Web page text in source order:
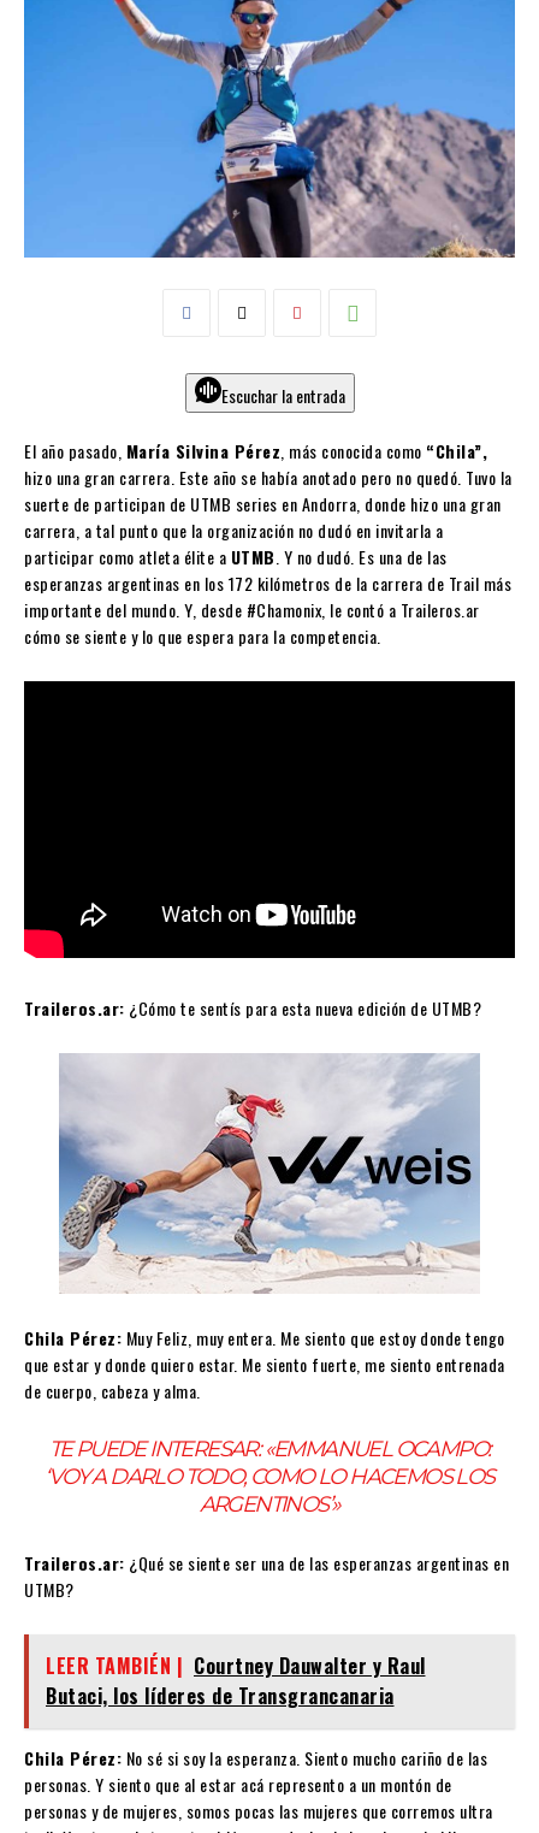
Escuchar la entrada
El año pasado, María Silvina Pérez , más conocida como “Chila”,
hizo una gran carrera. Este año se había anotado pero no quedó. Tuvo la
suerte de participan de UTMB series en Andorra, donde hizo una gran
carrera, a tal punto que la organización no dudó en invitarla a
participar como atleta élite a UTMB . Y no dudó. Es una de las
esperanzas argentinas en los 172 kilómetros de la carrera de Trail más
importante del mundo. Y, desde #Chamonix, le contó a Traileros.ar
cómo se siente y lo que espera para la competencia.
Traileros.ar: ¿Cómo te sentís para esta nueva edición de UTMB?
Chila Pérez: Muy Feliz, muy entera. Me siento que estoy donde tengo
que estar y donde quiero estar. Me siento fuerte, me siento entrenada
de cuerpo, cabeza y alma.
TE PUEDE INTERESAR:«EMMANUEL OCAMPO:
‘VOY A DARLO TODO, COMO LO HACEMOS LOS
ARGENTINOS’»
Traileros.ar: ¿Qué se siente ser una de las esperanzas argentinas en
UTMB?
LEER TAMBIÉN | Courtney Dauwalter y Raul
Butaci, los líderes de Transgrancanaria
Chila Pérez: No sé si soy la esperanza. Siento mucho cariño de las
personas. Y siento que al estar acá represento a un montón de
personas y de mujeres, somos pocas las mujeres que corremos ultra